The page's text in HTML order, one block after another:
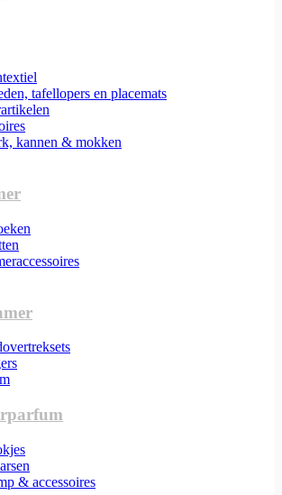
tafellopers en placemats
kannen & mokken
& accessoires